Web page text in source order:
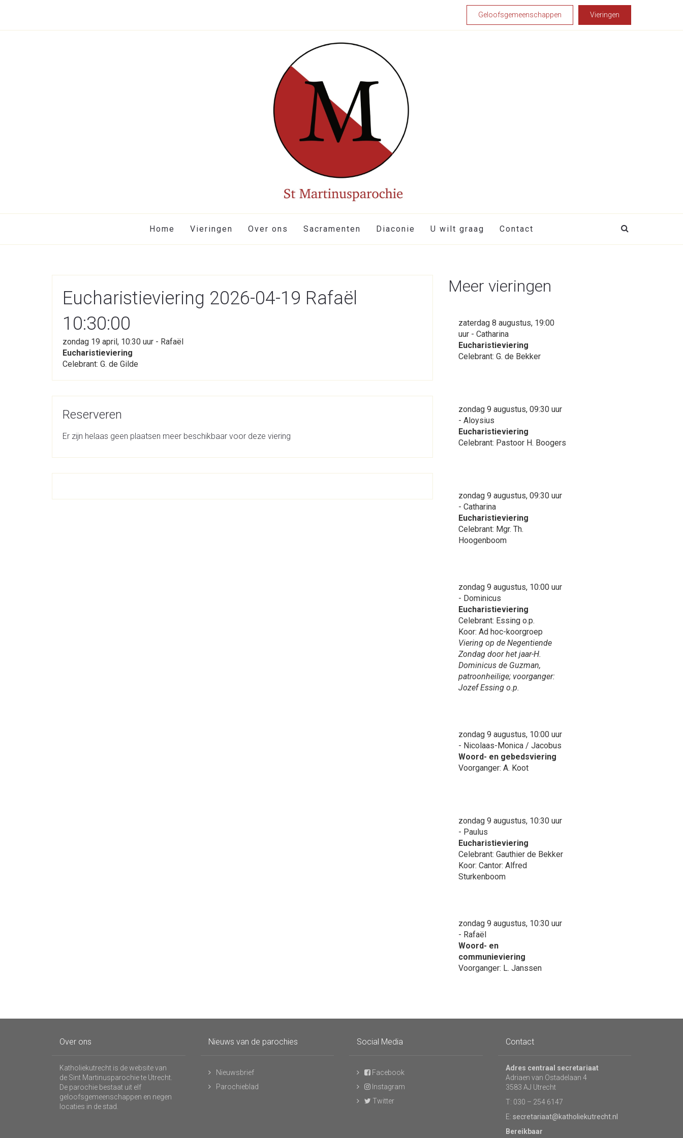
Geloofsgemeenschappen Vieringen
Home Vieringen Over ons Sacramenten Diaconie U wilt graag Contact
Eucharistieviering 2026-04-19 Rafaël
10:30:00
zondag 19 april, 10:30 uur - Rafaël
Eucharistieviering
Celebrant: G. de Gilde
Reserveren
Er zijn helaas geen plaatsen meer beschikbaar voor deze viering
Meer vieringen
zaterdag 8 augustus, 19:00
uur - Catharina
Eucharistieviering
Celebrant: G. de Bekker
zondag 9 augustus, 09:30 uur
- Aloysius
Eucharistieviering
Celebrant: Pastoor H. Boogers
zondag 9 augustus, 09:30 uur
- Catharina
Eucharistieviering
Celebrant: Mgr. Th.
Hoogenboom
zondag 9 augustus, 10:00 uur
- Dominicus
Eucharistieviering
Celebrant: Essing o.p.
Koor: Ad hoc-koorgroep
Viering op de Negentiende
Zondag door het jaar-H.
Dominicus de Guzman,
patroonheilige; voorganger:
Jozef Essing o.p.
zondag 9 augustus, 10:00 uur
- Nicolaas-Monica / Jacobus
Woord- en gebedsviering
Voorganger: A. Koot
zondag 9 augustus, 10:30 uur
- Paulus
Eucharistieviering
Celebrant: Gauthier de Bekker
Koor: Cantor: Alfred
Sturkenboom
zondag 9 augustus, 10:30 uur
- Rafaël
Woord- en
communieviering
Voorganger: L. Janssen
Over ons
Katholiekutrecht is de website van
de Sint Martinusparochie te Utrecht.
De parochie bestaat uit elf
geloofsgemeenschappen en negen
locaties in de stad.
Nieuws van de parochies
Nieuwsbrief
Parochieblad
Social Media
Facebook
Instagram
Twitter
Contact
Adres centraal secretariaat
Adriaen van Ostadelaan 4
3583 AJ Utrecht
T: 030 – 254 6147
E: secretariaat@katholiekutrecht.nl
Bereikbaar